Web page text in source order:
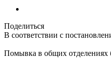
Поделиться
В соответствии с
Помывка в общих отделениях